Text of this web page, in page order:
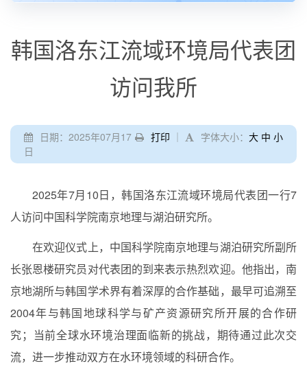
韩国洛东江流域环境局代表团
访问我所
打印 ｜ 字体大小： 大 中 小
日期：2025年07月17
日
2025年7月10日，韩国洛东江流域环境局代表团一行7
人访问中国科学院南京地理与湖泊研究所。
在欢迎仪式上，中国科学院南京地理与湖泊研究所副所
长张恩楼研究员对代表团的到来表示热烈欢迎。他指出，南
京地湖所与韩国学术界有着深厚的合作基础，最早可追溯至
2004年与韩国地球科学与矿产资源研究所开展的合作研
究；当前全球水环境治理面临新的挑战，期待通过此次交
流，进一步推动双方在水环境领域的科研合作。